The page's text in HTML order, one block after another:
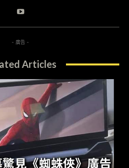
- 廣告 -
Articles